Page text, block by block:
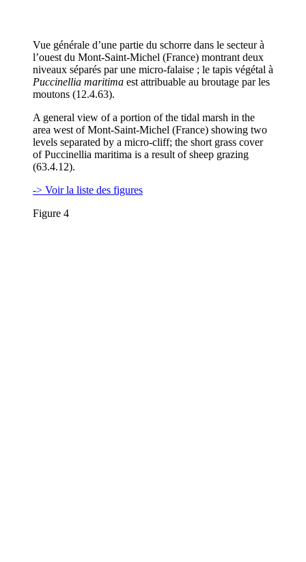
Vue générale d’une partie du schorre dans le secteur à
l’ouest du Mont-Saint-Michel (France) montrant deux
niveaux séparés par une micro-falaise ; le tapis végétal à
Puccinellia maritima est attribuable au broutage par les
moutons (12.4.63).
A general view of a portion of the tidal marsh in the
area west of Mont-Saint-Michel (France) showing two
levels separated by a micro-cliff; the short grass cover
of Puccinellia maritima is a result of sheep grazing
(63.4.12).
-> Voir la liste des figures
Figure 4